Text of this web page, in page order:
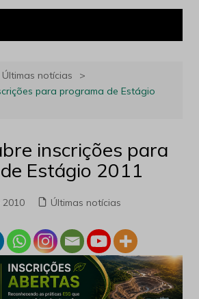
Últimas notícias
para programa de Estágio
inscrições para
Estágio 2011
Últimas notícias